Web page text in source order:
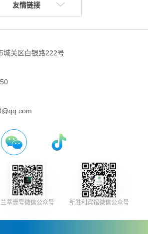
友情链接
城关区白银路222号
兰萃壹号微信公众号 新胜利宾馆微信公众号